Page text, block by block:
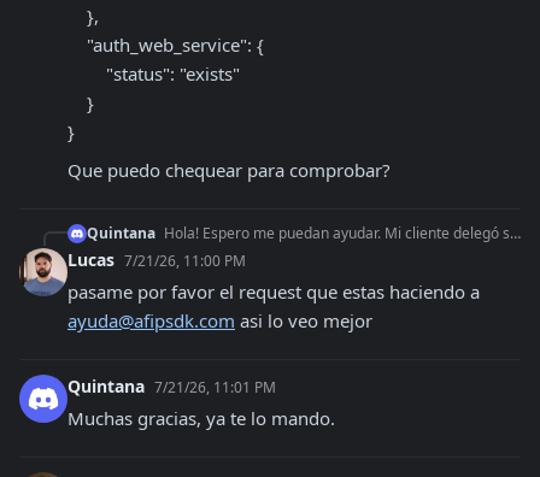
}
Que puedo chequear para comprobar?
Quintana Hola! Espero me puedan ayudar. Mi cliente delegó su CUIT, acepté y autoricé los web services y a aparece en la cuenta de AFIP de mi jefe, pero al querer emitir
Lucas 7/21/26, 11:00 PM
ayuda@afipsdk.com asi lo veo mejor
Quintana 7/21/26, 11:01 PM
Muchas gracias, ya te lo mando.